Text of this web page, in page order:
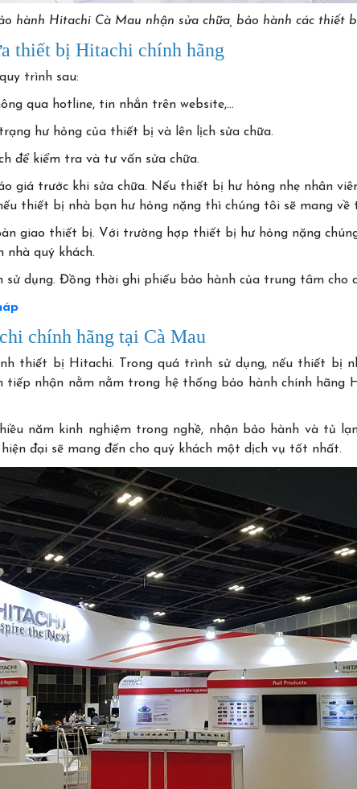
hành Hitachi Cà Mau nhận sửa chữa, bảo hành các thiết
thiết bị Hitachi chính hãng
trình sau:
qua hotline, tin nhắn trên website,…
hư hỏng của thiết bị và lên lịch sửa chữa.
để kiểm tra và tư vấn sửa chữa.
giá trước khi sửa chữa. Nếu thiết bị hư hỏng nhẹ nhân
thiết bị nhà bạn hư hỏng nặng thì chúng tôi sẽ mang
giao thiết bị. Với trường hợp thiết bị hư hỏng nặng
quý khách.
sử dụng. Đồng thời ghi phiếu bảo hành của trung tâm cho
chính hãng tại Cà Mau
thiết bị Hitachi. Trong quá trình sử dụng, nếu thiết bị
tiếp nhận nằm nằm trong hệ thống bảo hành chính
năm kinh nghiệm trong nghề, nhận bảo hành và tủ
đại sẽ mang đến cho quý khách một dịch vụ tốt nhất.